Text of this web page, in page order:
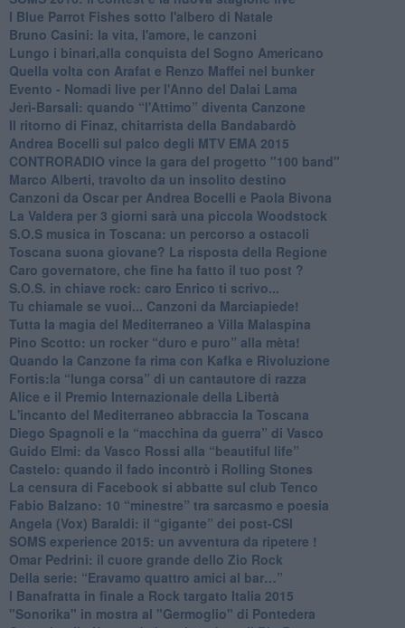
I Blue Parrot Fishes sotto l'albero di Natale
Bruno Casini: la vita, l'amore, le canzoni
​Lungo i binari,alla conquista del Sogno Americano
​Quella volta con Arafat e Renzo Maffei nel bunker
​Evento - Nomadi live per l'Anno del Dalai Lama
Jerì-Barsali: quando “l'Attimo” diventa Canzone
Il ritorno di Finaz, chitarrista della Bandabardò
Andrea Bocelli sul palco degli MTV EMA 2015
CONTRORADIO vince la gara del progetto "100 band"
Marco Alberti, travolto da un insolito destino
Canzoni da Oscar per Andrea Bocelli e Paola Bivona
La Valdera per 3 giorni sarà una piccola Woodstock
S.O.S musica in Toscana: un percorso a ostacoli
​Toscana suona giovane? La risposta della Regione
Caro governatore, che fine ha fatto il tuo post ?
S.O.S. in chiave rock: caro Enrico ti scrivo...
Tu chiamale se vuoi... Canzoni da Marciapiede!
​Tutta la magia del Mediterraneo a Villa Malaspina
​Pino Scotto: un rocker “duro e puro” alla mèta!
​Quando la Canzone fa rima con Kafka e Rivoluzione
​Fortis:la “lunga corsa” di un cantautore di razza
Alice e il Premio Internazionale della Libertà
​L'incanto del Mediterraneo abbraccia la Toscana
​Diego Spagnoli e la “macchina da guerra” di Vasco
​Guido Elmi: da Vasco Rossi alla “beautiful life”
​Castelo: quando il fado incontrò i Rolling Stones
La censura di Facebook si abbatte sul club Tenco
Fabio Balzano: 10 “minestre” tra sarcasmo e poesia
Angela (Vox) Baraldi: il “gigante” dei post-CSI
​SOMS experience 2015: un avventura da ripetere !
Omar Pedrini: il cuore grande dello Zio Rock
Della serie: “Eravamo quattro amici al bar…”
I Banafratta in finale a Rock targato Italia 2015
"Sonorika" in mostra al "Germoglio" di Pontedera